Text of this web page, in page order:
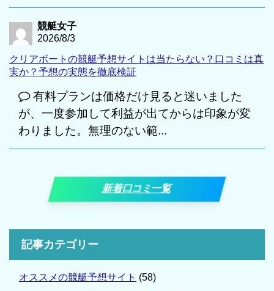
競艇女子
2026/8/3
クリアボートの競艇予想サイトは当たらない？口コミは真
実か？予想の実態を徹底検証
有料プランは価格だけ見ると迷いました
が、一度参加して利益が出てからは印象が変
わりました。無理のない範...
新着口コミ一覧
記事カテゴリー
オススメの競艇予想サイト (58)